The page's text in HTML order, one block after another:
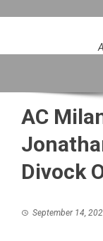
AC
Divock
September 14,